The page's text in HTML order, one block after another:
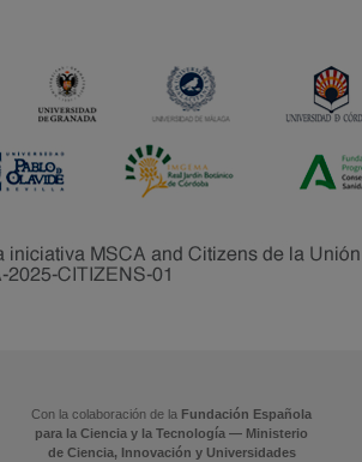
Con la colaboración de la Fundación Española
para la Ciencia y la Tecnología — Ministerio
de Ciencia, Innovación y Universidades